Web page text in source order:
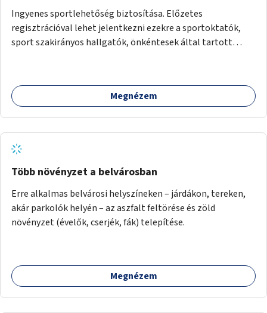
Ingyenes sportlehetőség biztosítása. Előzetes
regisztrációval lehet jelentkezni ezekre a sportoktatók,
sport szakirányos hallgatók, önkéntesek által tartott
Megnézem
Több növényzet a belvárosban
Erre alkalmas belvárosi helyszíneken – járdákon, tereken,
akár parkolók helyén – az aszfalt feltörése és zöld
növényzet (évelők, cserjék, fák) telepítése.
Megnézem